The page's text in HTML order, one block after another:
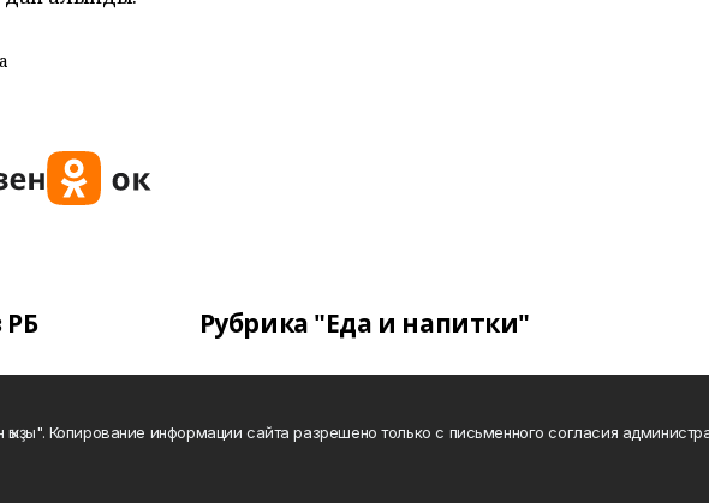
Рубрика "Еда и напитки"
Копирование информации сайта разрешено только с письменного согласия